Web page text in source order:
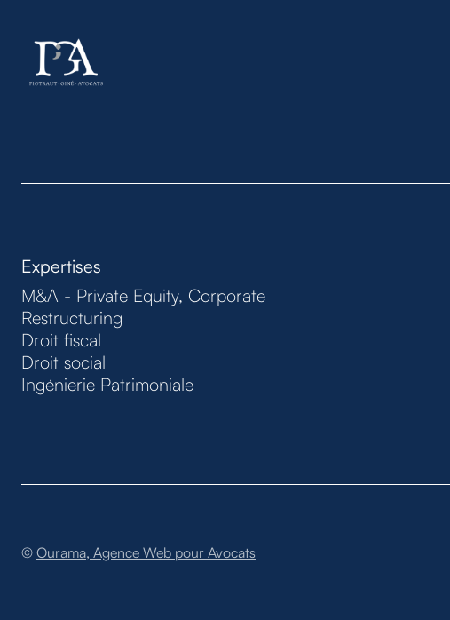
Expertises
M&A - Private Equity, Corporate
Restructuring
Droit fiscal
Droit social
Ingénierie Patrimoniale
© Ourama, Agence Web pour Avocats